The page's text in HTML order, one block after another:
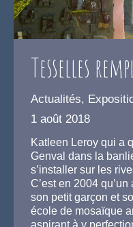
Tesselles
Actualités,
1 août 2018
Katleen Leroy qui a
Genval dans la
s’installer sur les
C’est en 2004
son petit garçon et
école de mosaïque